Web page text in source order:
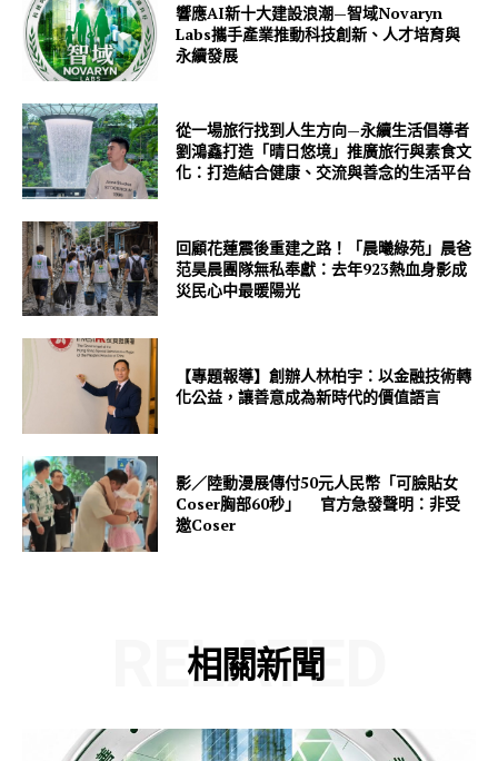
響應AI新十大建設浪潮—智域Novaryn
Labs攜手產業推動科技創新、人才培育與
永續發展
從一場旅行找到人生方向—永續生活倡導者
劉鴻鑫打造「晴日悠境」推廣旅行與素食文
化：打造結合健康、交流與善念的生活平台
回顧花蓮震後重建之路！「晨曦綠苑」晨爸
范昊晨團隊無私奉獻：去年923熱血身影成
災民心中最暖陽光
【專題報導】創辦人林柏宇：以金融技術轉
化公益，讓善意成為新時代的價值語言
影／陸動漫展傳付50元人民幣「可臉貼女
Coser胸部60秒」 官方急發聲明：非受
邀Coser
相關新聞
RELATED